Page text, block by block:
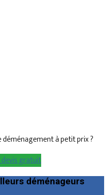
déménagement à petit prix ?
devis gratuit
déménageurs